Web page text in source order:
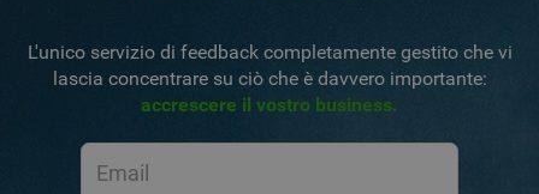
L'unico servizio di feedback completamente gestito che vi
lascia concentrare su ciò che è davvero importante:
accrescere il vostro business.